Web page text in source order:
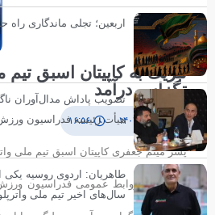
تبریک به کاپیتان اسبق
تگزاس درآمد
۲۱ تیر ۱۴۰۳ ۱۶:۵۶
پسر میثم جعفری کاپیتان اسبق تیم ملی
به گزارش روابط عمومی فدراسیون
اربعین؛ تجلی ماندگاری راه
تصویب پاداش مدال‌آوران
هیأت رئیسه فدراسیون
طاهریان: اردوی روسیه یکی
سال‌های اخیر تیم ملی